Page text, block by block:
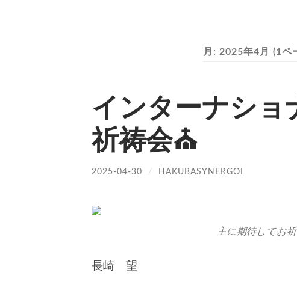
月: 2025年4月 (1ペ
インターナショ
祈祷会⛪️
2025-04-30 / HAKUBASYNERGOI
主に期待してお
長崎 望